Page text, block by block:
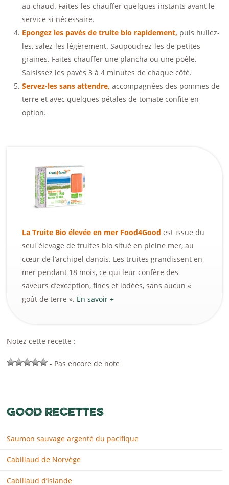
au chaud. Faites-les chauffer quelques instants avant le
service si nécessaire.
Epongez les pavés de truite bio rapidement, puis huilez-
les, salez-les légèrement. Saupoudrez-les de petites
graines. Faites chauffer une plancha ou une poêle.
Saisissez les pavés 3 à 4 minutes de chaque côté.
Servez-les sans attendre, accompagnées des pommes de
terre et avec quelques pétales de tomate confite en
option.
La Truite Bio élevée en mer Food4Good est issue du
seul élevage de truites bio situé en pleine mer, au
cœur de l’archipel danois. Les truites grandissent en
mer pendant 18 mois, ce qui leur confère des
saveurs d’exception, fines et iodées, sans aucun «
goût de terre ». En savoir +
Notez cette recette :
- Pas encore de note
GOOD RECETTES
Saumon sauvage argenté du pacifique
Cabillaud de Norvège
Cabillaud d’Islande